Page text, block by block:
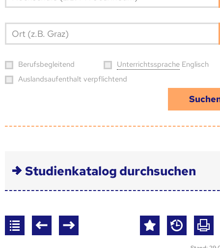
Ort (z.B. Graz)
Berufs­begleitend Unter­richts­sprache Englisch
Auslandsaufenthalt verpflichtend
Studienkatalog durchsuchen